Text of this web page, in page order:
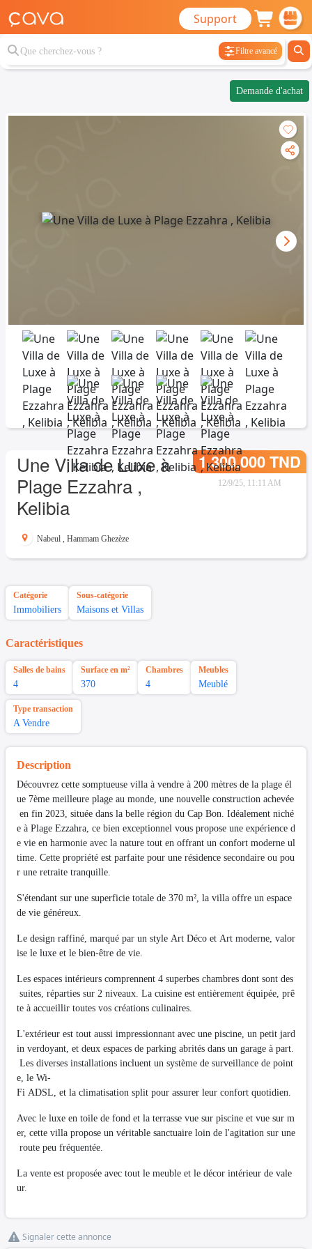
Support
Filtre avancé
Demande d'achat
Une Villa de Luxe à
Plage Ezzahra ,
Kelibia
1.300.000 TND
12/9/25, 11:11 AM
Nabeul , Hammam Ghezèze
Catégorie
Immobiliers
Sous-catégorie
Maisons et Villas
Caractéristiques
Salles de bains
4
Surface en m²
370
Chambres
4
Meubles
Meublé
Type transaction
A Vendre
Description
Découvrez cette somptueuse villa à vendre à 200 mètres de la plage él
ue 7ème meilleure plage au monde, une nouvelle construction achevée
en fin 2023, située dans la belle région du Cap Bon. Idéalement niché
e à Plage Ezzahra, ce bien exceptionnel vous propose une expérience d
e vie en harmonie avec la nature tout en offrant un confort moderne ul
time. Cette propriété est parfaite pour une résidence secondaire ou pou
r une retraite tranquille.
S'étendant sur une superficie totale de 370 m², la villa offre un espace
de vie généreux.
Le design raffiné, marqué par un style Art Déco et Art moderne, valor
ise le luxe et le bien-être de vie.
Les espaces intérieurs comprennent 4 superbes chambres dont sont des
suites, réparties sur 2 niveaux. La cuisine est entièrement équipée, prê
te à accueillir toutes vos créations culinaires.
L'extérieur est tout aussi impressionnant avec une piscine, un petit jard
in verdoyant, et deux espaces de parking abrités dans un garage à part.
Les diverses installations incluent un système de surveillance de point
e, le Wi-
Fi ADSL, et la climatisation split pour assurer leur confort quotidien.
Avec le luxe en toile de fond et la terrasse vue sur piscine et vue sur m
er, cette villa propose un véritable sanctuaire loin de l'agitation sur une
route peu fréquentée.
La vente est proposée avec tout le meuble et le décor intérieur de vale
ur.
Signaler cette annonce